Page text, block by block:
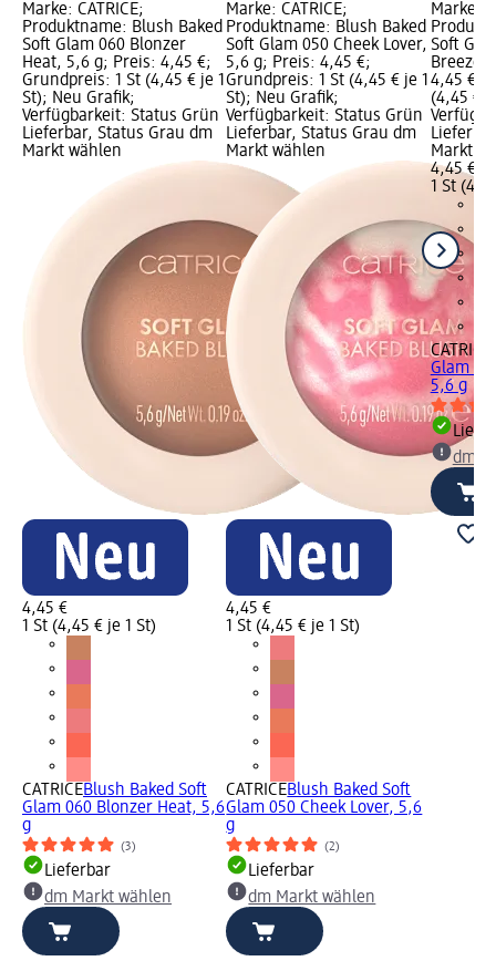
Marke: CATRICE;
Produktname: Blush Baked
Soft Glam 060 Blonzer
Heat, 5,6 g; Preis: 4,45 €;
Grundpreis: 1 St (4,45 € je 1
St); Neu Grafik;
Verfügbarkeit: Status Grün
Lieferbar, Status Grau dm
Markt wählen
4,45 €
1 St (4,45 € je 1 St)
CATRICEBlush Baked Soft
Glam 060 Blonzer Heat, 5,6
g
(3)
Lieferbar
dm Markt wählen
Marke: CATRICE;
Produktname: Blush Baked
Soft Glam 050 Cheek Lover,
5,6 g; Preis: 4,45 €;
Grundpreis: 1 St (4,45 € je 1
St); Neu Grafik;
Verfügbarkeit: Status Grün
Lieferbar, Status Grau dm
Markt wählen
4,45 €
1 St (4,45 € je 1 St)
CATRICEBlush Baked Soft
Glam 050 Cheek Lover, 5,6
g
(2)
Lieferbar
dm Markt wählen
Marke:
Soft
Breeze,
4,45 €;
(4,45 €
Markt
4,45 €
1 St
CATRICE
Glam
5,6 g
dm